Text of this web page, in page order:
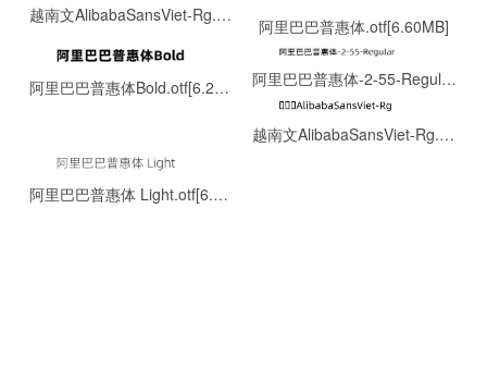
越南文AlibabaSansViet-Rg.otf[0.13MB]
阿里巴巴普惠体.otf[6.60MB]
阿里巴巴普惠体Bold.otf[6.22MB] 阿里巴巴普惠体-2-55-Regular.ttf[8.06MB]
越南文AlibabaSansViet-Rg.otf[0.13MB]
阿里巴巴普惠体 Light.otf[6.43MB]